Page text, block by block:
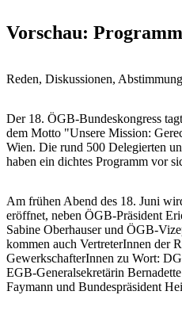
Vorschau:
Reden, Diskussionen,
Der 18. ÖGB-Bundeskongress
dem Motto "Unsere Mission:
Wien. Die rund 500 Delegierten
haben ein dichtes Programm vor
Am frühen Abend des 18. Juni
eröffnet, neben ÖGB-Präsident
Sabine Oberhauser und ÖGB-
kommen auch VertreterInnen der
GewerkschafterInnen zu Wort:
EGB-Generalsekretärin
Faymann und Bundespräsident